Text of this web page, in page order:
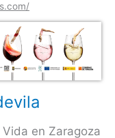
en Zaragoza